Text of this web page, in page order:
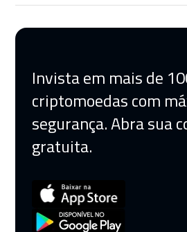
Invista em mais de
criptomoedas com
segurança. Abra sua
gratuita.